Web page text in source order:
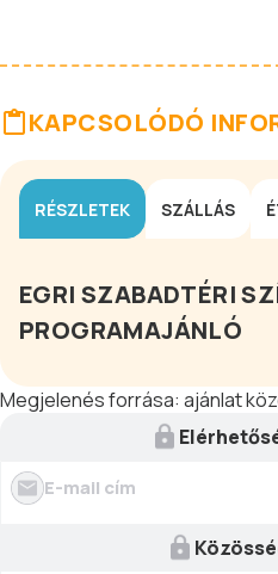
KAPCSOLÓDÓ
RÉSZLETEK SZÁLLÁS
EGRI SZABADTÉRI
PROGRAMAJÁNLÓ
Megjelenés forrása: ajánlat
E-mail cím